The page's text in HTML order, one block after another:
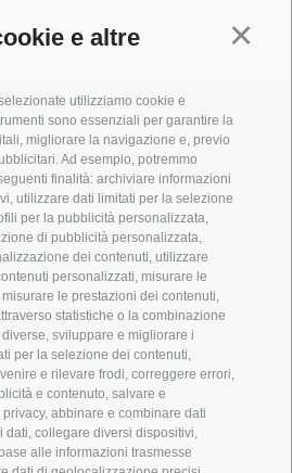
e altre
utilizziamo cookie e
sono essenziali per garantire la
migliorare la navigazione e, previo
Ad esempio, potremmo
finalità: archiviare informazioni
utilizzare dati limitati per la selezione
per la pubblicità personalizzata,
di pubblicità personalizzata,
dei contenuti, utilizzare
personalizzati, misurare le
le prestazioni dei contenuti,
statistiche o la combinazione
sviluppare e migliorare i
per la selezione dei contenuti,
e rilevare frodi, correggere errori,
e contenuto, salvare e
abbinare e combinare dati
collegare diversi dispositivi,
alle informazioni trasmesse
REGIONE
SPORT E
MOMENTI
SCIARE
ESCURSIONI
ALTA
BIKE
FONDO